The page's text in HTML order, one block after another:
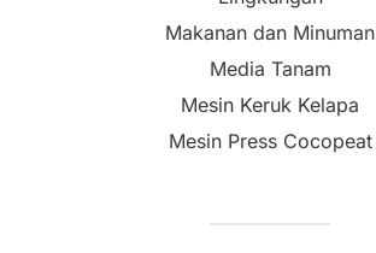
Makanan dan Minuman
Media Tanam
Mesin Keruk Kelapa
Mesin Press Cocopeat